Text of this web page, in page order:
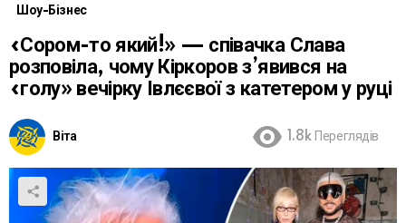
Шоу-Бізнес
«Сором-то який!» — співачка Слава
розповіла, чому Кіркоров з’явився на
«голу» вечірку Івлєєвої з катетером у руці
Віта 1.8k Переглядів